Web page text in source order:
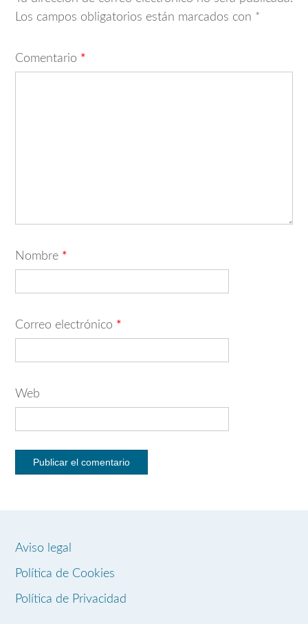
Los campos obligatorios están marcados con *
Comentario *
Nombre *
Correo electrónico *
Web
Aviso legal
Política de Cookies
Política de Privacidad